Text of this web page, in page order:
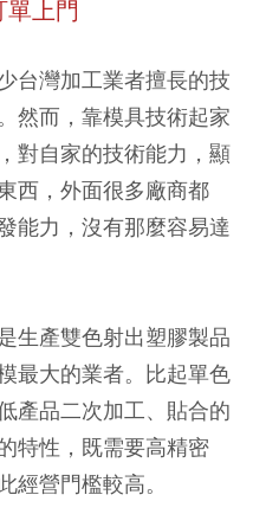
上門
台灣加工業者擅長的技
然而，靠模具技術起家
對自家的技術能力，顯
西，外面很多廠商都
能力，沒有那麼容易達
生產雙色射出塑膠製品
最大的業者。比起單色
產品二次加工、貼合的
特性，既需要高精密
經營門檻較高。